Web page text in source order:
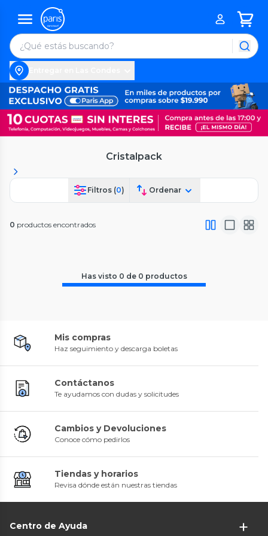
Cristalpack
Filtros (0) Ordenar
0 productos encontrados
Has visto 0 de 0 productos
Mis compras
Haz seguimiento y descarga boletas
Contáctanos
Te ayudamos con dudas y solicitudes
Cambios y Devoluciones
Conoce cómo pedirlos
Tiendas y horarios
Revisa dónde están nuestras tiendas
Centro de Ayuda